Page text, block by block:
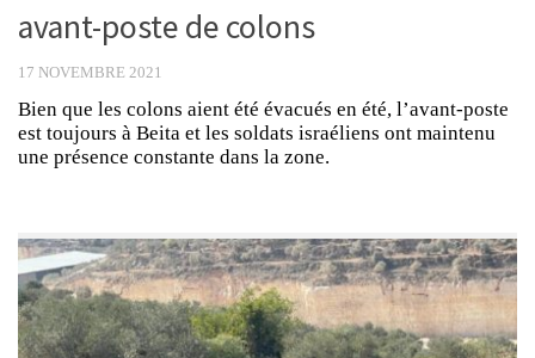
avant-poste de colons
17 NOVEMBRE 2021
Bien que les colons aient été évacués en été, l’avant-poste
est toujours à Beita et les soldats israéliens ont maintenu
une présence constante dans la zone.